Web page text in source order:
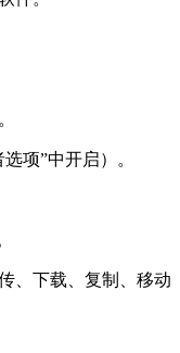
项”中开启）。
、下载、复制、移动